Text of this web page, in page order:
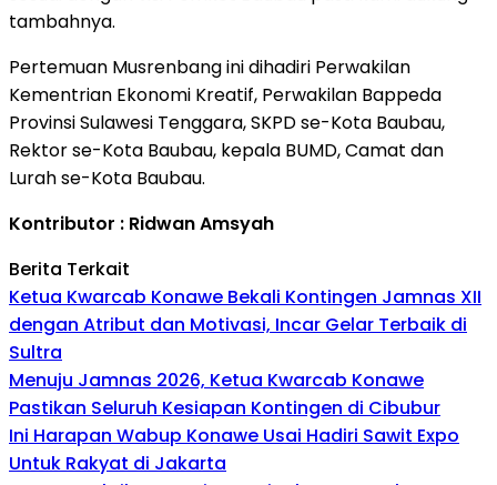
tambahnya.
Pertemuan Musrenbang ini dihadiri Perwakilan
Kementrian Ekonomi Kreatif, Perwakilan Bappeda
Provinsi Sulawesi Tenggara, SKPD se-Kota Baubau,
Rektor se-Kota Baubau, kepala BUMD, Camat dan
Lurah se-Kota Baubau.
Kontributor : Ridwan Amsyah
Berita Terkait
Ketua Kwarcab Konawe Bekali Kontingen Jamnas XII
dengan Atribut dan Motivasi, Incar Gelar Terbaik di
Sultra
Menuju Jamnas 2026, Ketua Kwarcab Konawe
Pastikan Seluruh Kesiapan Kontingen di Cibubur
Ini Harapan Wabup Konawe Usai Hadiri Sawit Expo
Untuk Rakyat di Jakarta